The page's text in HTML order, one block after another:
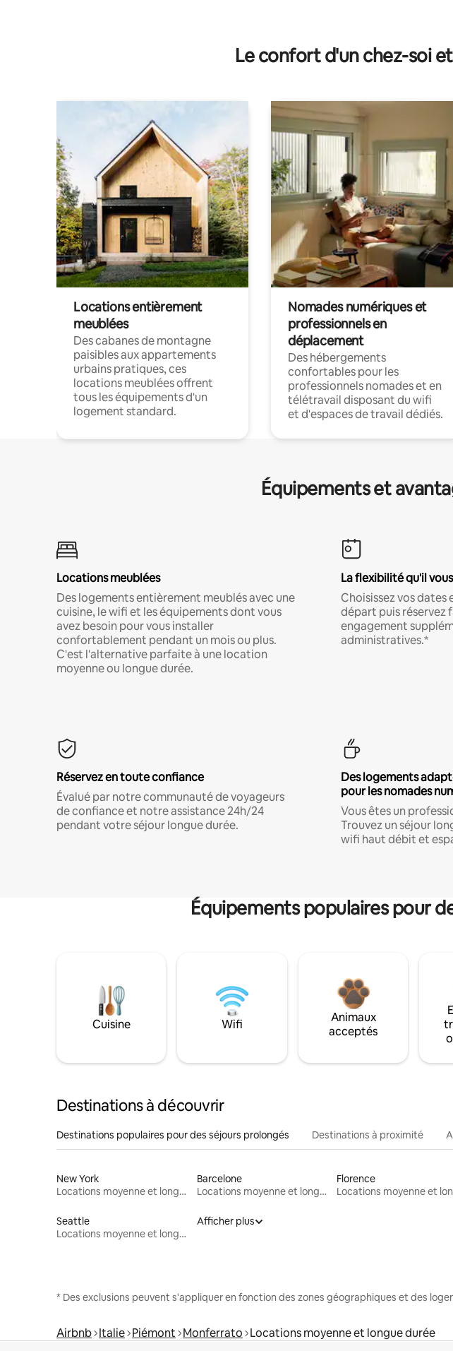
Le confort d'un chez-soi
Locations entièrement
meublées
Des cabanes de montagne
paisibles aux appartements
urbains pratiques, ces
locations meublées offrent
tous les équipements d'un
logement standard.
Nomades numériques et
professionnels en
déplacement
Des hébergements
confortables pour les
professionnels nomades et en
télétravail disposant du wifi
et d'espaces de travail dédiés.
Équipements et
Locations meublées
Des logements entièrement meublés avec une
cuisine, le wifi et les équipements dont vous
avez besoin pour vous installer
confortablement pendant un mois ou plus.
C'est l'alternative parfaite à une location
moyenne ou longue durée.
La flexibilité qu'il
Choisissez vos
départ puis réservez
engagement
administratives.*
Réservez en toute confiance
Évalué par notre communauté de voyageurs
de confiance et notre assistance 24h/24
pendant votre séjour longue durée.
Des logements
pour les nomades
Vous êtes un
Trouvez un séjour
wifi haut débit et
Équipements populaires pour
Cuisine Wifi
Animaux
acceptés
Destinations à découvrir
Destinations populaires pour des séjours prolongés Destinations à proximité
New York
Locations moyenne et longue durée
Barcelone
Locations moyenne et longue durée
Florence
Seattle
Locations moyenne et longue durée
Afficher plus
* Des exclusions peuvent s'appliquer en fonction des zones géographiques et des
Airbnb Italie Piémont Monferrato Locations moyenne et longue durée